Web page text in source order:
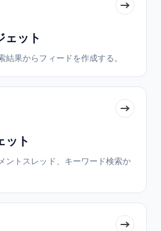
ェット
結果からフィードを作成する。
ット
ントスレッド、キーワード検索か